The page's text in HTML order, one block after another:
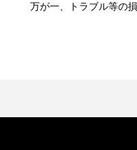
万が一、トラブル等の